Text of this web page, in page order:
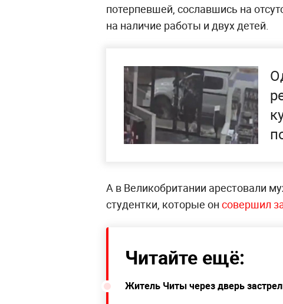
потерпевшей, сославшись на
на наличие работы и двух детей.
А в Великобритании арестовали
студентки, которые он совершил
Читайте ещё:
Житель Читы через дверь